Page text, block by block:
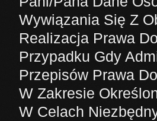
Wywiązania Się Z
Realizacja Prawa
Przypadku Gdy
Przepisów Prawa
W Zakresie
W Celach